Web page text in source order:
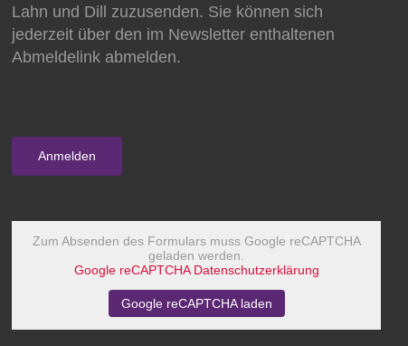
Lahn und Dill zuzusenden. Sie können sich
jederzeit über den im Newsletter enthaltenen
Abmeldelink abmelden.
Zum Absenden des Formulars muss Google reCAPTCHA
geladen werden.
Google reCAPTCHA Datenschutzerklärung
Google reCAPTCHA laden